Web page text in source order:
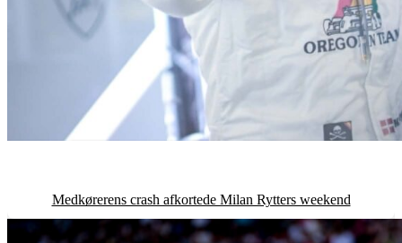
Medkørerens crash afkortede Milan Rytters weekend